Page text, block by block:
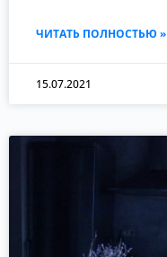
ЧИТАТЬ ПОЛНОСТЬЮ »
15.07.2021